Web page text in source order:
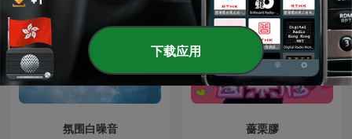
氛围白噪音 薔栗膠
下载应用